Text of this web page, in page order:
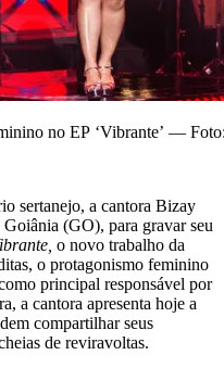
no EP ‘Vibrante’ —
sertanejo, a cantora Bizay
(GO), para gravar seu
o novo trabalho da
o protagonismo feminino
principal responsável por
a cantora apresenta hoje a
compartilhar seus
de reviravoltas.